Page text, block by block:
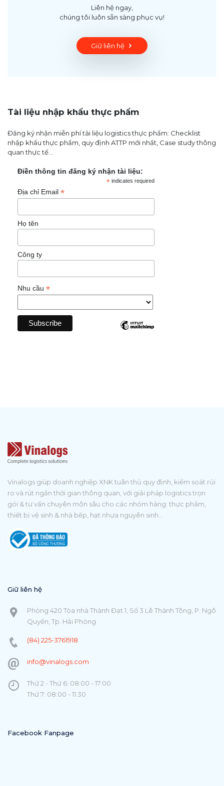
Liên hệ ngay,
chúng tôi luôn sẵn sàng phục vụ!
Giữ liên hệ
Tài liệu nhập khẩu thực phẩm
Đăng ký nhận miễn phí tài liệu logistics thực phẩm: Checklist
nhập khẩu thực phẩm, quy định ATTP mới nhất, Case study thông
quan thực tế...
Điền thông tin đăng ký nhận tài liệu:
*indicates required
Địa chỉ Email *
Họ tên
Công ty
Nhu cầu *
Vinalogs giúp doanh nghiệp XNK tuân thủ quy định, kiểm soát rủi
ro và rút ngắn thời gian thông quan, với giải pháp logistics trọn
gói & tư vấn chuyên môn sâu cho các nhóm hàng: thực phẩm,
thiết bị vệ sinh & nhà bếp, hạt nhựa nguyên sinh...
Giữ liên hệ
Phòng 420 Tòa nhà Thành Đạt 1, Số 3 Lê Thánh Tông, P. Ngô
Quyền, Tp. Hải Phòng
(84) 225-3761918
info@vinalogs.com
Thứ 2 - Thứ 6: 08:00 - 17:00
Thứ 7: 08:00 - 11:30
Facebook Fanpage